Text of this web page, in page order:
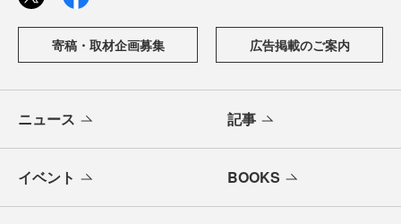
寄稿・取材企画募集 広告掲載のご案内
ニュース 記事
イベント BOOKS